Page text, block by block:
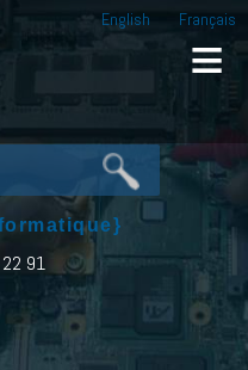
English Français
IT
tout dépannage informatique,
91